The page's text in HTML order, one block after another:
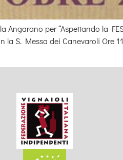
per “Aspettando la
la S. Messa dei Canevaroli